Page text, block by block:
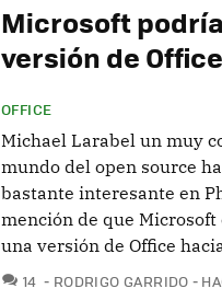
Microsoft
versión de
OFFICE
Michael Larabel un muy
mundo del open source
bastante interesante en
mención de que
una versión de Office
14 COMENTARIOS
RODRIGO GARRIDO